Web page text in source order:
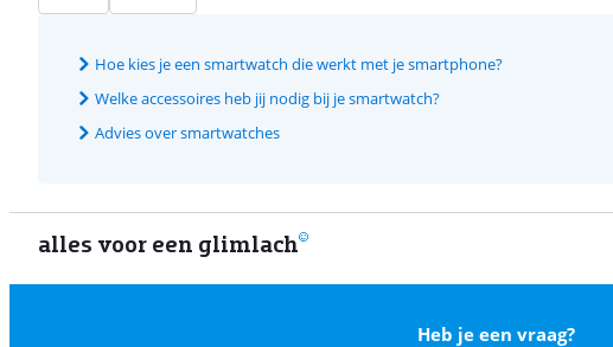
Hoe kies je een smartwatch die werkt met je smartphone?
Welke accessoires heb jij nodig bij je smartwatch?
Advies over smartwatches
alles voor een glimlach
Heb je een vraag?